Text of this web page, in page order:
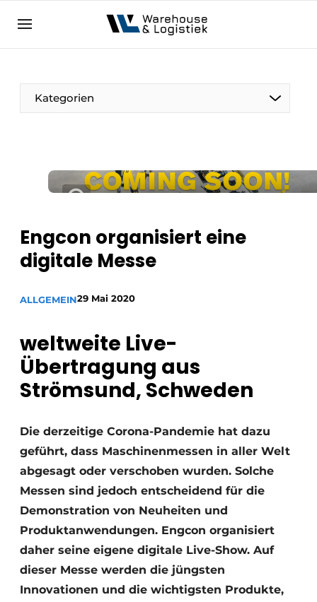
NL EN
Kategorien
Engcon organisiert eine
digitale Messe
ALLGEMEIN29 Mai 2020
weltweite Live-
Übertragung aus
Strömsund, Schweden
Die derzeitige Corona-Pandemie hat dazu
geführt, dass Maschinenmessen in aller Welt
abgesagt oder verschoben wurden. Solche
Messen sind jedoch entscheidend für die
Demonstration von Neuheiten und
Produktanwendungen. Engcon organisiert
daher seine eigene digitale Live-Show. Auf
dieser Messe werden die jüngsten
Innovationen und die wichtigsten Produkte,